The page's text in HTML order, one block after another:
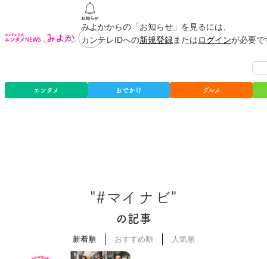
みよかからの「お知らせ」を見るには、
カンテレIDへの新規登録またはログインが必要
エンタメ おでかけ グルメ
"#マイナビ"
の記事
新着順 おすすめ順 人気順